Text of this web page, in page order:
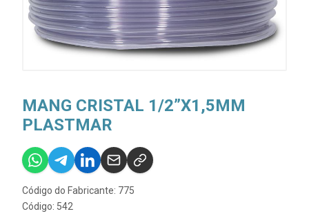
MANG CRISTAL 1/2”X1,5MM
PLASTMAR
Código do Fabricante: 775
Código: 542